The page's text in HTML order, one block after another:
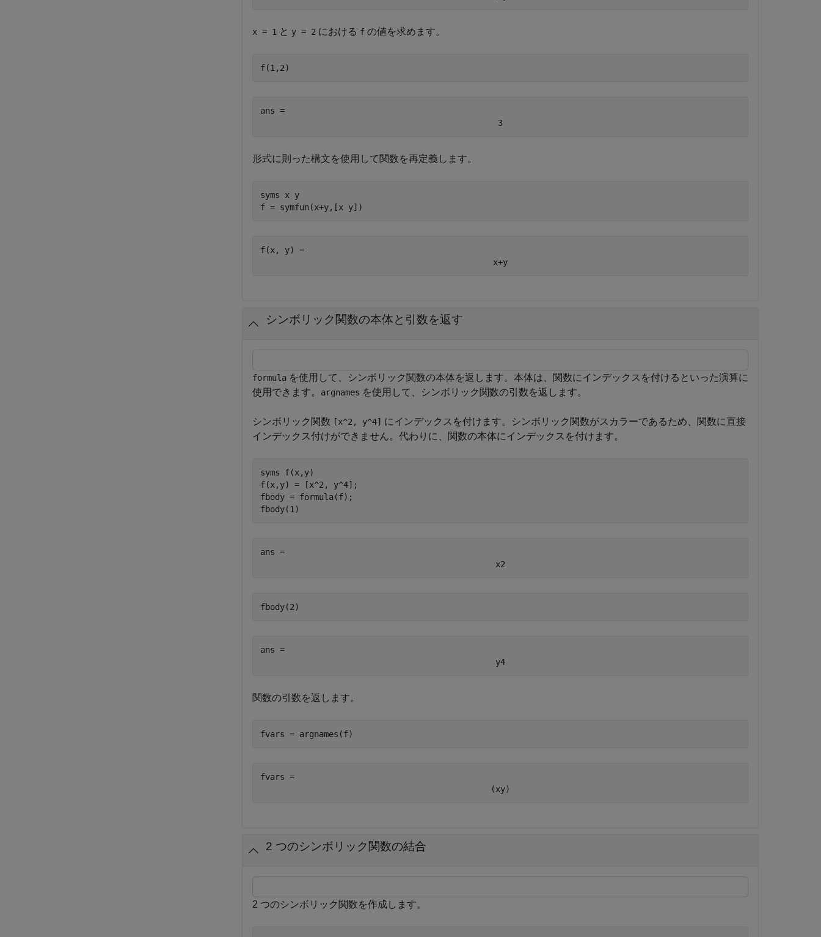
x = 1 と y = 2 における f の値を求めます。
f(1,2)
ans =
3
形式に則った構文を使用して関数を再定義します。
syms x y
f = symfun(x+y,[x y])
f(x, y) =
x+y
シンボリック関数の本体と引数を返す
formula を使用して、シンボリック関数の本体を返します。本体は、関数にインデックスを付けるといった演算に
使用できます。 argnames を使用して、シンボリック関数の引数を返します。
シンボリック関数 [x^2, y^4] にインデックスを付けます。シンボリック関数がスカラーであるため、関数に直接
インデックス付けができません。代わりに、関数の本体にインデックスを付けます。
syms f(x,y)
f(x,y) = [x^2, y^4];
fbody = formula(f);
fbody(1)
ans =
x2
fbody(2)
ans =
y4
関数の引数を返します。
fvars = argnames(f)
fvars =
(xy)
2 つのシンボリック関数の結合
2 つのシンボリック関数を作成します。